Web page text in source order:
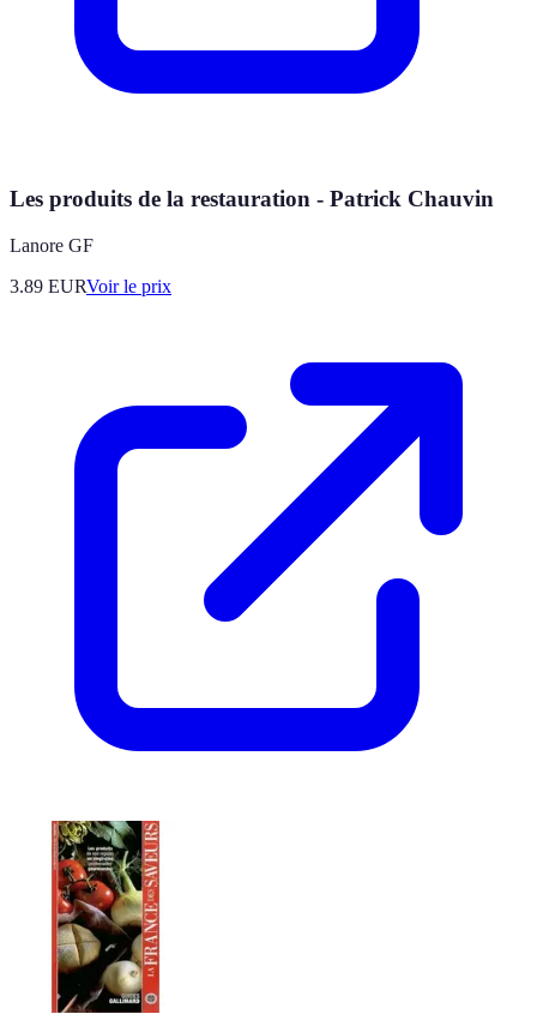
Les produits de la restauration - Patrick Chauvin
Lanore GF
3.89 EURVoir le prix